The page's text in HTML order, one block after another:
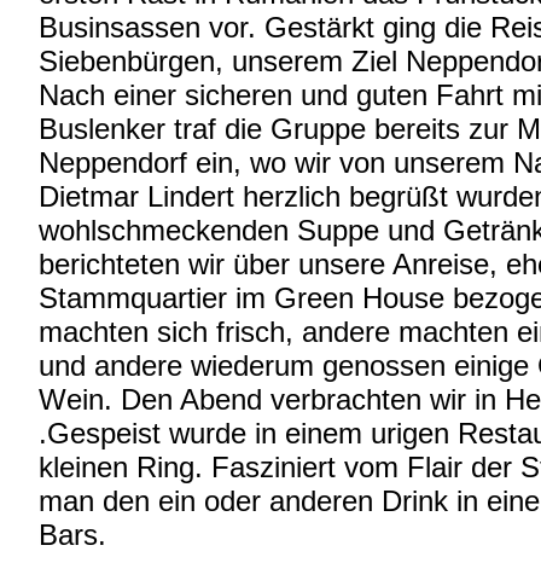
Businsassen vor. Gestärkt ging die
Siebenbürgen, unserem Ziel
Nach einer sicheren und guten Fahrt
Buslenker traf die Gruppe bereits zur
Neppendorf ein, wo wir von unserem
Dietmar Lindert herzlich begrüßt
wohlschmeckenden Suppe und
berichteten wir über unsere Anreise,
Stammquartier im Green House
machten sich frisch, andere machten
und andere wiederum genossen einige
Wein. Den Abend verbrachten wir in
.Gespeist wurde in einem urigen
kleinen Ring. Fasziniert vom Flair der
man den ein oder anderen Drink in
Bars.